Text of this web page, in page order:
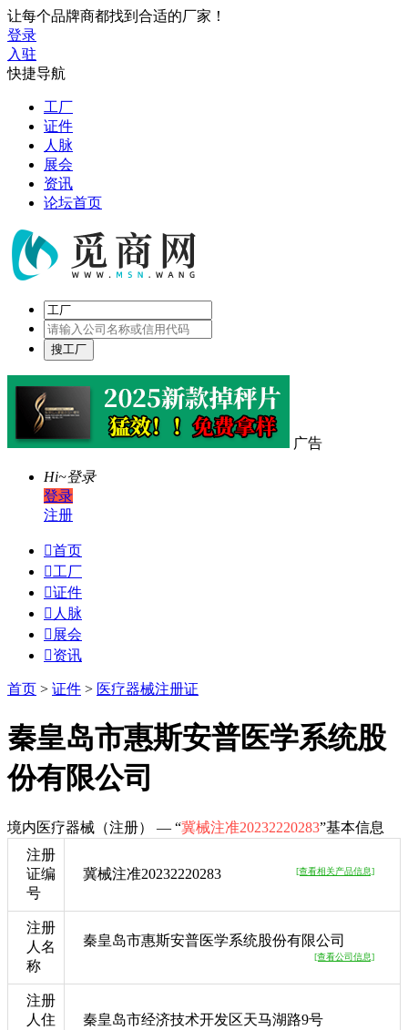
让每个品牌商都找到合适的厂家！
登录
入驻
快捷导航
工厂
证件
人脉
展会
资讯
论坛首页
广告
Hi~登录
登录
注册
首页
工厂
证件
 人脉
 展会
资讯
首页 > 证件 > 医疗器械注册证
秦皇岛市惠斯安普医学系统股
份有限公司
境内医疗器械（注册） — “冀械注准20232220283”基本信息
注册
证编
号
冀械注准20232220283 [查看相关产品信息]
注册
人名
称
秦皇岛市惠斯安普医学系统股份有限公司
[查看公司信息]
注册
人住
秦皇岛市经济技术开发区天马湖路9号